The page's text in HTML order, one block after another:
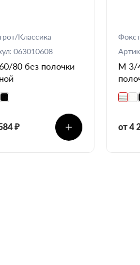
Классика
063010608
80 без полочки
₽
М 3/
от 4